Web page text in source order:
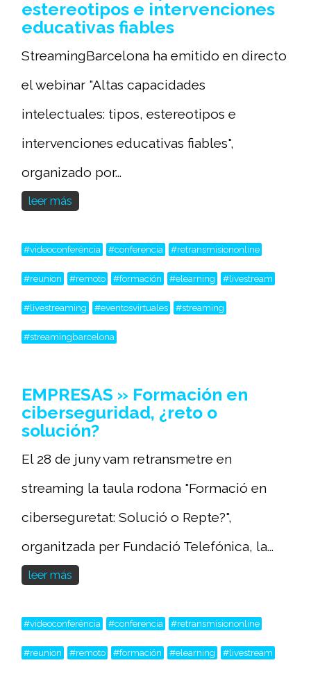
estereotipos e intervenciones
educativas fiables
StreamingBarcelona ha emitido en directo
el webinar "Altas capacidades
intelectuales: tipos, estereotipos e
intervenciones educativas fiables",
organizado por...
leer más
#videoconferéncia #conferencia #retransmisiononline
#reunion #remoto #formación #elearning #livestream
#livestreaming #eventosvirtuales #streaming
#streamingbarcelona
EMPRESAS » Formación en
ciberseguridad, ¿reto o
solución?
El 28 de juny vam retransmetre en
streaming la taula rodona "Formació en
ciberseguretat: Solució o Repte?",
organitzada per Fundació Telefónica, la...
leer más
#videoconferéncia #conferencia #retransmisiononline
#reunion #remoto #formación #elearning #livestream